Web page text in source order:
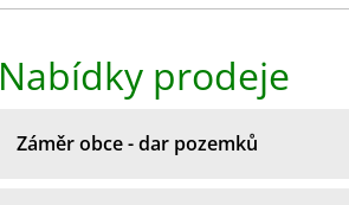
Nabídky prodeje
Záměr obce - dar pozemků